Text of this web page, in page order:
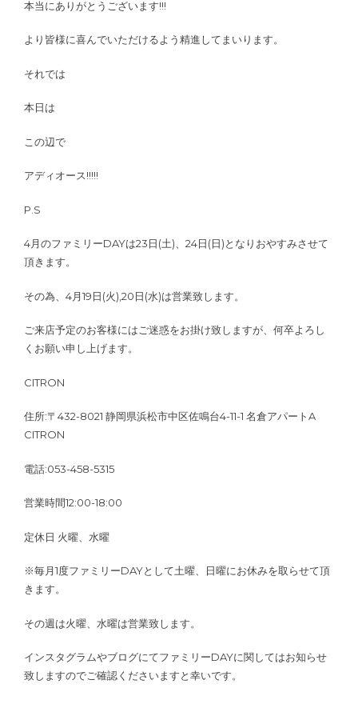
本当にありがとうございます!!!
より皆様に喜んでいただけるよう精進してまいります。
それでは
本日は
この辺で
アディオース!!!!!
P.S
4月のファミリーDAYは23日(土)、24日(日)となりおやすみさせて
頂きます。
その為、4月19日(火),20日(水)は営業致します。
ご来店予定のお客様にはご迷惑をお掛け致しますが、何卒よろし
くお願い申し上げます。
CITRON
住所:〒432-8021 静岡県浜松市中区佐鳴台4-11-1 名倉アパートA
CITRON
電話:053-458-5315
営業時間12:00-18:00
定休日 火曜、水曜
※毎月1度ファミリーDAYとして土曜、日曜にお休みを取らせて頂
きます。
その週は火曜、水曜は営業致します。
インスタグラムやブログにてファミリーDAYに関してはお知らせ
致しますのでご確認くださいますと幸いです。